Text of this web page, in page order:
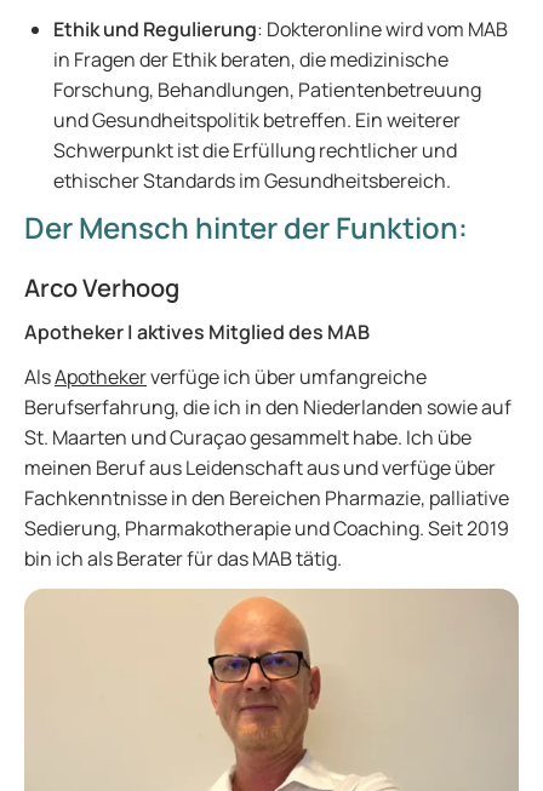
Ethik und Regulierung: Dokteronline wird vom MAB
in Fragen der Ethik beraten, die medizinische
Forschung, Behandlungen, Patientenbetreuung
und Gesundheitspolitik betreffen. Ein weiterer
Schwerpunkt ist die Erfüllung rechtlicher und
ethischer Standards im Gesundheitsbereich.
Der Mensch hinter der Funktion:
Arco Verhoog
Apotheker | aktives Mitglied des MAB
AlsApothekerverfüge ich über umfangreiche
Berufserfahrung, die ich in den Niederlanden sowie auf
St. Maarten und Curaçao gesammelt habe. Ich übe
meinen Beruf aus Leidenschaft aus und verfüge über
Fachkenntnisse in den Bereichen Pharmazie, palliative
Sedierung, Pharmakotherapie und Coaching. Seit 2019
bin ich als Berater für das MAB tätig.